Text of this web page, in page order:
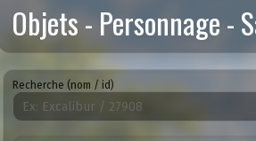
Objets - Personnage -
Recherche (nom / id)